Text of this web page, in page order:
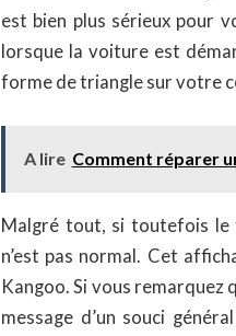
est bien plus sérieux pour
lorsque la voiture est
forme de triangle sur votre
A lire Comment réparer
Malgré tout, si toutefois le
n’est pas normal. Cet
Kangoo. Si vous remarquez
message d’un souci